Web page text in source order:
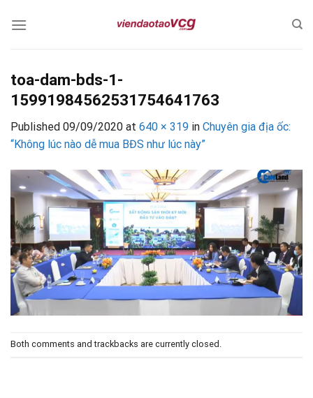
toa-dam-bds-1-
15991984562531754641763
Published 09/09/2020 at 640 × 319 in Chuyên gia địa ốc:
“Không lúc nào dễ mua BĐS như lúc này”
Both comments and trackbacks are currently closed.